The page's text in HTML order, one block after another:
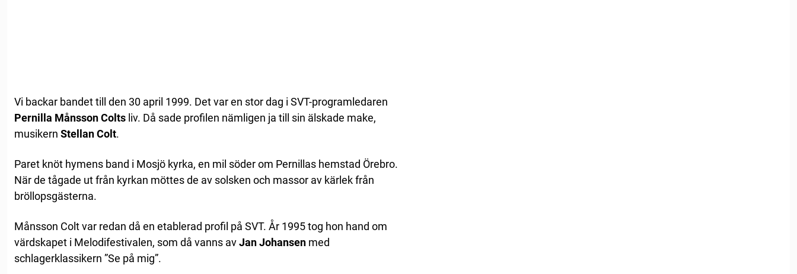
Vi backar bandet till den 30 april 1999. Det var en stor dag i SVT-programledaren
Pernilla Månsson Colts liv. Då sade profilen nämligen ja till sin älskade make,
musikern Stellan Colt.
Paret knöt hymens band i Mosjö kyrka, en mil söder om Pernillas hemstad Örebro.
När de tågade ut från kyrkan möttes de av solsken och massor av kärlek från
bröllopsgästerna.
Månsson Colt var redan då en etablerad profil på SVT. År 1995 tog hon hand om
värdskapet i Melodifestivalen, som då vanns avJan Johansen med
schlagerklassikern ”Se på mig”.